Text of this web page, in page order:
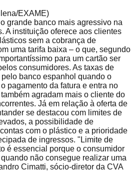
EXAME)
grande banco mais agressivo na
A instituição oferece aos clientes
sem a cobrança de
uma tarifa baixa – o que, segundo
para um cartão ser
consumidores. As taxas de
banco espanhol quando o
pagamento da fatura e entra no
agradam mais o cliente do
Já em relação à oferta de
se destacou com limites de
a possibilidade de
com o plástico e a prioridade
de ingressos. "Limite de
é essencial porque o consumidor
não consegue realizar uma
Cimatti, sócio-diretor da CVA